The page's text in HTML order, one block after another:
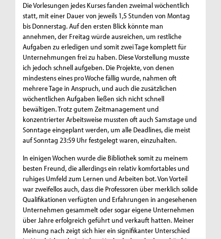
Die Vorlesungen jedes Kurses fanden zweimal wöchentlich
statt, mit einer Dauer von jeweils 1,5 Stunden von Montag
bis Donnerstag. Auf den ersten Blick könnte man
annehmen, der Freitag würde ausreichen, um restliche
Aufgaben zu erledigen und somit zwei Tage komplett für
Unternehmungen frei zu haben. Diese Vorstellung musste
ich jedoch schnell aufgeben. Die Projekte, von denen
mindestens eines pro Woche fällig wurde, nahmen oft
mehrere Tage in Anspruch, und auch die zusätzlichen
wöchentlichen Aufgaben ließen sich nicht schnell
bewältigen. Trotz gutem Zeitmanagement und
konzentrierter Arbeitsweise mussten oft auch Samstage und
Sonntage eingeplant werden, um alle Deadlines, die meist
auf Sonntag 23:59 Uhr festgelegt waren, einzuhalten.
In einigen Wochen wurde die Bibliothek somit zu meinem
besten Freund, die allerdings ein relativ komfortables und
ruhiges Umfeld zum Lernen und Arbeiten bot. Von Vorteil
war zweifellos auch, dass die Professoren über merklich solide
Qualifikationen verfügten und Erfahrungen in angesehenen
Unternehmen gesammelt oder sogar eigene Unternehmen
über Jahre erfolgreich geführt und verkauft hatten. Meiner
Meinung nach zeigt sich hier ein signifikanter Unterschied